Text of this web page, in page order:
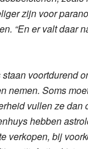
zijn voor
“En er valt daar
voortdurend
nemen. Soms
vullen ze dan
hebben
verkopen, bij